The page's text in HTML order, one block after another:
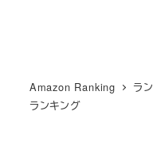
Amazon Ranking ラ
ランキング